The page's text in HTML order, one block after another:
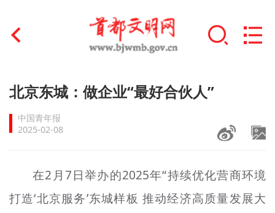
首页
文明创建
文明培育
+
未成年人思想道德建设
北京东城：做企业“最好合伙人”
中国青年报
2025-02-08
在2月7日举办的2025年“持续优化营商环境
打造‘北京服务’东城样板 推动经济高质量发展大